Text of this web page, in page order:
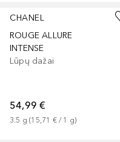
CHANEL
ROUGE ALLURE
INTENSE
Lūpų dažai
54,99 €
3.5 g (15,71 € / 1 g)
+